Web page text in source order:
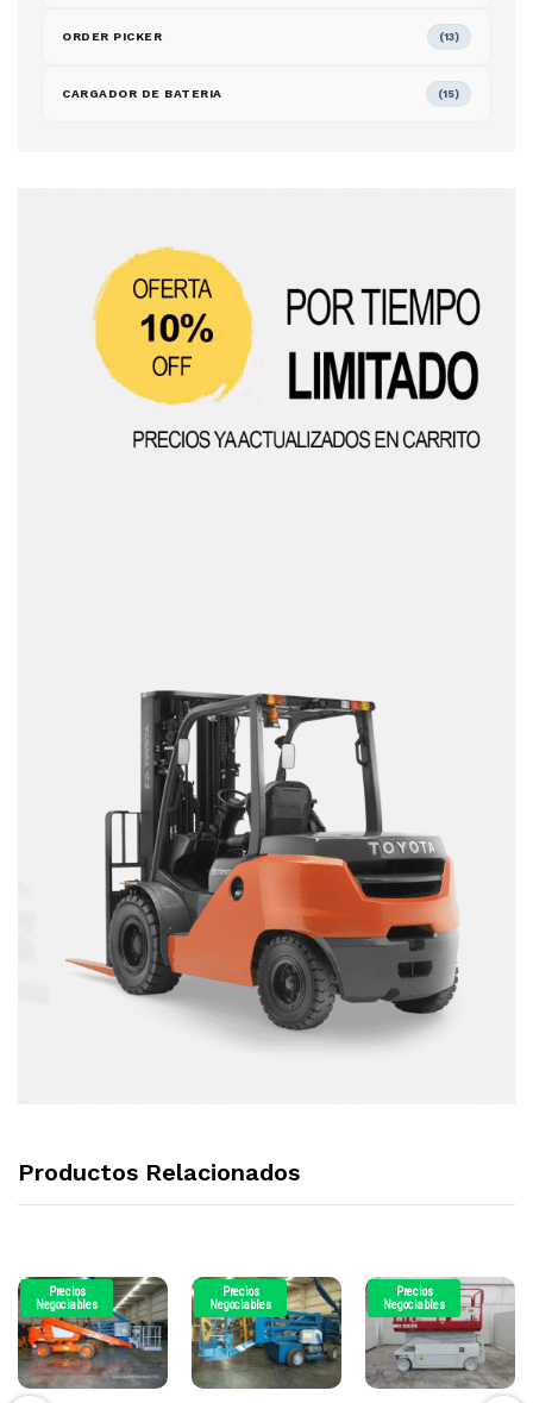
ORDER PICKER (13)
CARGADOR DE BATERIA (15)
Productos Relacionados
Precios
Negociables
Precios
Negociables
Precios
Negociables